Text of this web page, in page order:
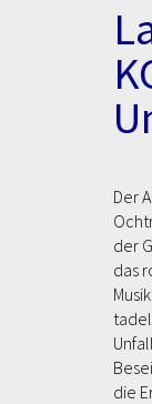
Der
der
das
die